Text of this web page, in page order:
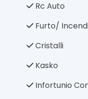
Rc Auto
Furto/
Cristalli
Kasko
Infortunio